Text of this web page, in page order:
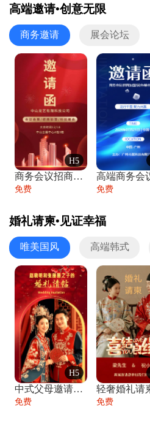
高端邀请•创意无限
商务邀请 展会论坛
H5
商务会议招商展会科技峰会邀请函年会邀请
免费 免费
婚礼请柬•见证幸福
唯美国风 高端韩式
H5
中式父母邀请函婚礼结婚请柬请贴父母邀请方
免费 免费